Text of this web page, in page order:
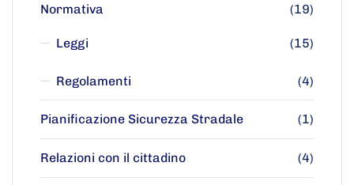
Normativa (19)
Leggi (15)
Regolamenti (4)
Pianificazione Sicurezza Stradale (1)
Relazioni con il cittadino (4)